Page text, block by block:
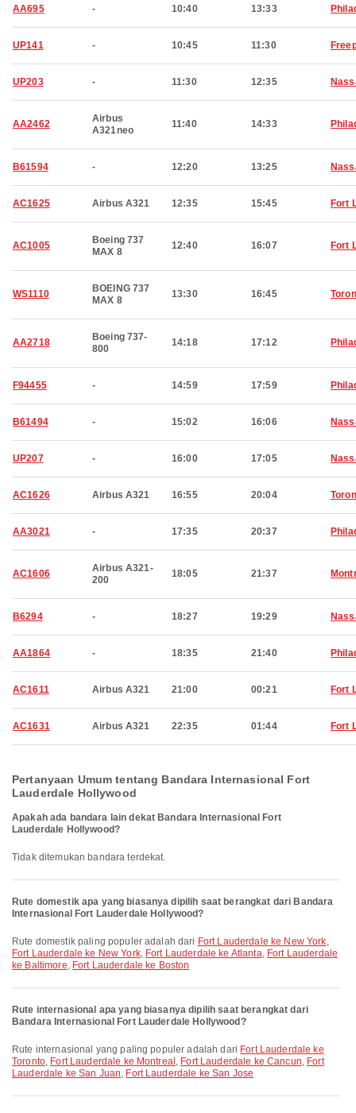
AA695 - 10:40 13:33
UP141 - 10:45 11:30
UP203 - 11:30 12:35
AA2462
Airbus
A321neo
11:40 14:33
B61594 - 12:20 13:25
AC1625 Airbus A321 12:35 15:45 Fort
AC1005
Boeing 737
MAX 8
12:40 16:07 Fort
WS1110
BOEING 737
MAX 8
13:30 16:45
AA2718
Boeing 737-
800
14:18 17:12
F94455 - 14:59 17:59
B61494 - 15:02 16:06
UP207 - 16:00 17:05
AC1626 Airbus A321 16:55 20:04
AA3021 - 17:35 20:37
AC1606
Airbus A321-
200
18:05 21:37
B6294 - 18:27 19:29
AA1864 - 18:35 21:40
AC1611 Airbus A321 21:00 00:21 Fort
AC1631 Airbus A321 22:35 01:44 Fort
Pertanyaan Umum tentang Bandara Internasional Fort
Lauderdale Hollywood
Apakah ada bandara lain dekat Bandara Internasional Fort
Lauderdale Hollywood?
Tidak ditemukan bandara terdekat.
Rute domestik apa yang biasanya dipilih saat berangkat dari Bandara
Internasional Fort Lauderdale Hollywood?
Rute domestik paling populer adalah dari Fort Lauderdale ke New York,
Fort Lauderdale ke New York, Fort Lauderdale ke Atlanta, Fort Lauderdale
ke Baltimore, Fort Lauderdale ke Boston
Rute internasional apa yang biasanya dipilih saat berangkat dari
Bandara Internasional Fort Lauderdale Hollywood?
Rute internasional yang paling populer adalah dari Fort Lauderdale ke
Toronto, Fort Lauderdale ke Montreal , Fort Lauderdale ke Cancun, Fort
Lauderdale ke San Juan, Fort Lauderdale ke San Jose